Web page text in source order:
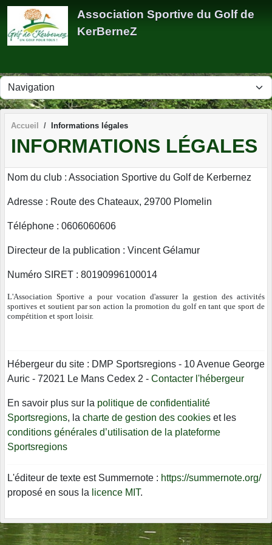
Association Sportive du Golf de
KerBerneZ
Accueil Informations légales
INFORMATIONS LÉGALES
Nom du club : Association Sportive du Golf de Kerbernez
Adresse : Route des Chateaux, 29700 Plomelin
Téléphone : 0606060606
Directeur de la publication : Vincent Gélamur
Numéro SIRET : 80190996100014
L'Association Sportive a pour vocation d'assurer la gestion des activités
sportives et soutient par son action la promotion du golf en tant que sport de
compétition et sport loisir.
Hébergeur du site : DMP Sportsregions - 10 Avenue George
Auric - 72021 Le Mans Cedex 2 - Contacter l'hébergeur
En savoir plus sur la politique de confidentialité
Sportsregions, la charte de gestion des cookies et les
conditions générales d’utilisation de la plateforme
Sportsregions
L'éditeur de texte est Summernote : https://summernote.org/
proposé en sous la licence MIT.
Panneau de gestion des cookies